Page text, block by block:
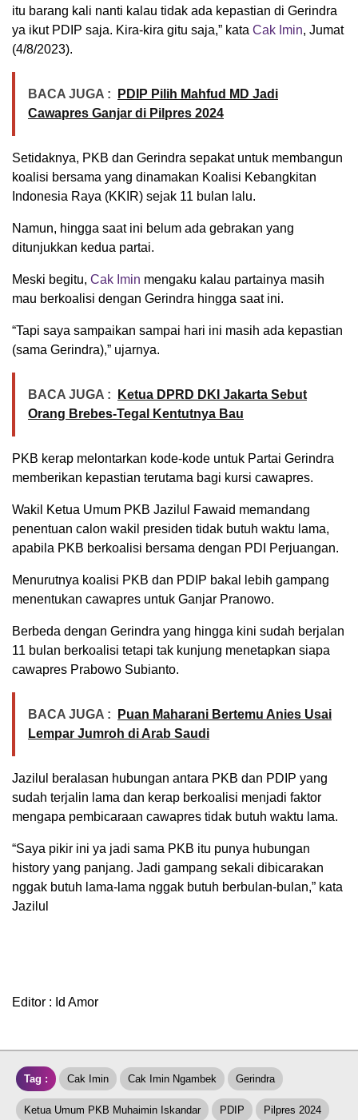
itu barang kali nanti kalau tidak ada kepastian di Gerindra
ya ikut PDIP saja. Kira-kira gitu saja,” kata Cak Imin, Jumat
(4/8/2023).
BACA JUGA :
PDIP Pilih Mahfud MD Jadi
Cawapres Ganjar di Pilpres 2024
Setidaknya, PKB dan Gerindra sepakat untuk membangun
koalisi bersama yang dinamakan Koalisi Kebangkitan
Indonesia Raya (KKIR) sejak 11 bulan lalu.
Namun, hingga saat ini belum ada gebrakan yang
ditunjukkan kedua partai.
Meski begitu, Cak Imin mengaku kalau partainya masih
mau berkoalisi dengan Gerindra hingga saat ini.
“Tapi saya sampaikan sampai hari ini masih ada kepastian
(sama Gerindra),” ujarnya.
BACA JUGA :
Ketua DPRD DKI Jakarta Sebut
Orang Brebes-Tegal Kentutnya Bau
PKB kerap melontarkan kode-kode untuk Partai Gerindra
memberikan kepastian terutama bagi kursi cawapres.
Wakil Ketua Umum PKB Jazilul Fawaid memandang
penentuan calon wakil presiden tidak butuh waktu lama,
apabila PKB berkoalisi bersama dengan PDI Perjuangan.
Menurutnya koalisi PKB dan PDIP bakal lebih gampang
menentukan cawapres untuk Ganjar Pranowo.
Berbeda dengan Gerindra yang hingga kini sudah berjalan
11 bulan berkoalisi tetapi tak kunjung menetapkan siapa
cawapres Prabowo Subianto.
BACA JUGA :
Puan Maharani Bertemu Anies Usai
Lempar Jumroh di Arab Saudi
Jazilul beralasan hubungan antara PKB dan PDIP yang
sudah terjalin lama dan kerap berkoalisi menjadi faktor
mengapa pembicaraan cawapres tidak butuh waktu lama.
“Saya pikir ini ya jadi sama PKB itu punya hubungan
history yang panjang. Jadi gampang sekali dibicarakan
nggak butuh lama-lama nggak butuh berbulan-bulan,” kata
Jazilul
Editor : Id Amor
Tag : Cak Imin Cak Imin Ngambek Gerindra
Ketua Umum PKB Muhaimin Iskandar PDIP Pilpres 2024